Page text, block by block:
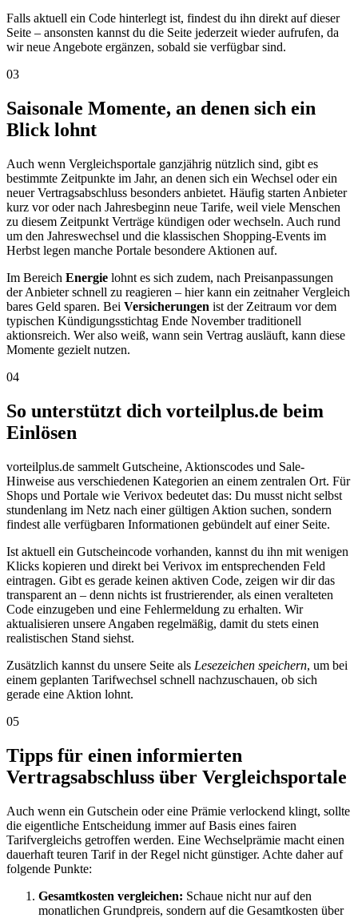
Falls aktuell ein Code hinterlegt ist, findest du ihn direkt auf dieser
Seite – ansonsten kannst du die Seite jederzeit wieder aufrufen, da
wir neue Angebote ergänzen, sobald sie verfügbar sind.
03
Saisonale Momente, an denen sich ein
Blick lohnt
Auch wenn Vergleichsportale ganzjährig nützlich sind, gibt es
bestimmte Zeitpunkte im Jahr, an denen sich ein Wechsel oder ein
neuer Vertragsabschluss besonders anbietet. Häufig starten Anbieter
kurz vor oder nach Jahresbeginn neue Tarife, weil viele Menschen
zu diesem Zeitpunkt Verträge kündigen oder wechseln. Auch rund
um den Jahreswechsel und die klassischen Shopping-Events im
Herbst legen manche Portale besondere Aktionen auf.
Im Bereich Energie lohnt es sich zudem, nach Preisanpassungen
der Anbieter schnell zu reagieren – hier kann ein zeitnaher Vergleich
bares Geld sparen. Bei Versicherungen ist der Zeitraum vor dem
typischen Kündigungsstichtag Ende November traditionell
aktionsreich. Wer also weiß, wann sein Vertrag ausläuft, kann diese
Momente gezielt nutzen.
04
So unterstützt dich vorteilplus.de beim
Einlösen
vorteilplus.de sammelt Gutscheine, Aktionscodes und Sale-
Hinweise aus verschiedenen Kategorien an einem zentralen Ort. Für
Shops und Portale wie Verivox bedeutet das: Du musst nicht selbst
stundenlang im Netz nach einer gültigen Aktion suchen, sondern
findest alle verfügbaren Informationen gebündelt auf einer Seite.
Ist aktuell ein Gutscheincode vorhanden, kannst du ihn mit wenigen
Klicks kopieren und direkt bei Verivox im entsprechenden Feld
eintragen. Gibt es gerade keinen aktiven Code, zeigen wir dir das
transparent an – denn nichts ist frustrierender, als einen veralteten
Code einzugeben und eine Fehlermeldung zu erhalten. Wir
aktualisieren unsere Angaben regelmäßig, damit du stets einen
realistischen Stand siehst.
Zusätzlich kannst du unsere Seite als Lesezeichen speichern, um bei
einem geplanten Tarifwechsel schnell nachzuschauen, ob sich
gerade eine Aktion lohnt.
05
Tipps für einen informierten
Vertragsabschluss über Vergleichsportale
Auch wenn ein Gutschein oder eine Prämie verlockend klingt, sollte
die eigentliche Entscheidung immer auf Basis eines fairen
Tarifvergleichs getroffen werden. Eine Wechselprämie macht einen
dauerhaft teuren Tarif in der Regel nicht günstiger. Achte daher auf
folgende Punkte:
Gesamtkosten vergleichen: Schaue nicht nur auf den
monatlichen Grundpreis, sondern auf die Gesamtkosten über